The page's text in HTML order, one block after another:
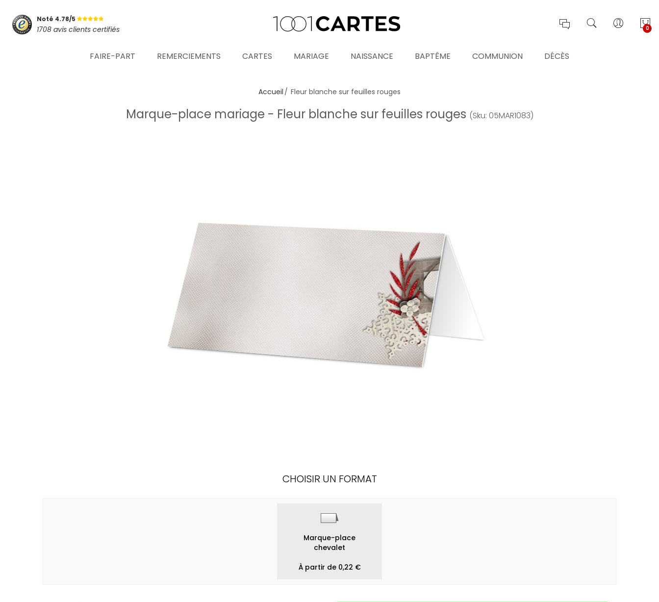
Noté 4.78/5
1708 avis clients certifiés 0
FAIRE-PART REMERCIEMENTS CARTES MARIAGE NAISSANCE BAPTÊME COMMUNION DÉCÈS
Mot de passe oublié ?
SE CONNECTER
Accueil Fleur blanche sur feuilles rouges
Marque-place mariage - Fleur blanche sur feuilles rouges (Sku: 05MAR1083)
CHOISIR UN FORMAT
Marque-place
chevalet
À partir de 0,22 €